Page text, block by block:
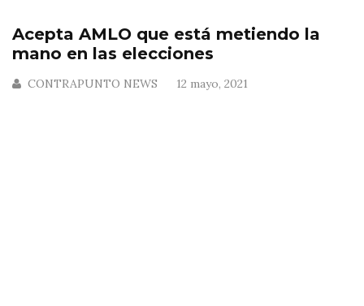
Acepta AMLO que está metiendo la
mano en las elecciones
CONTRAPUNTO NEWS 12 mayo, 2021